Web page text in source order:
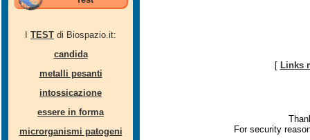
TEST di Biospazio.it:
candida
metalli pesanti
intossicazione
essere in forma
microrganismi patogeni
[ Links
For security